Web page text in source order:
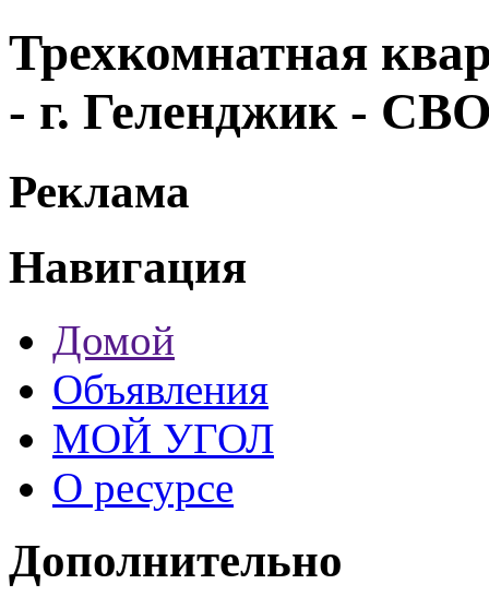
Трехкомнатная
- г. Геленджик -
Реклама
Навигация
Домой
Объявления
МОЙ УГОЛ
О ресурсе
Дополнительно